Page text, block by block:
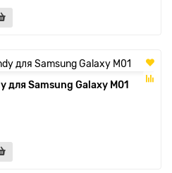
для Samsung Galaxy M01